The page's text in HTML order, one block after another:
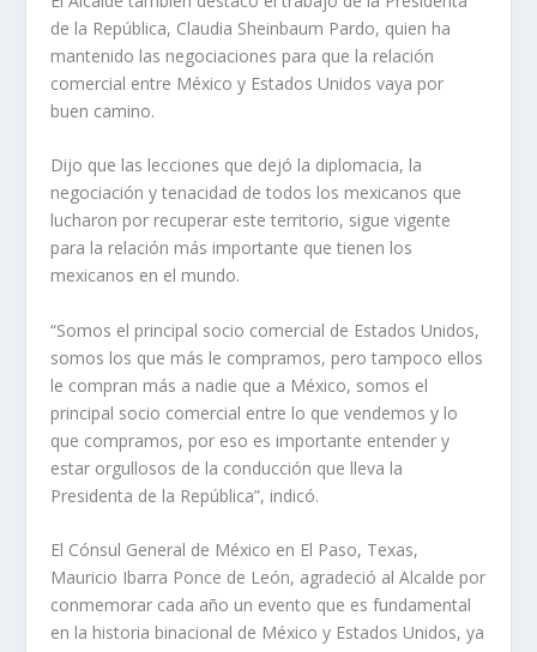
de la República, Claudia Sheinbaum Pardo, quien ha
mantenido las negociaciones para que la relación
comercial entre México y Estados Unidos vaya por
buen camino.
Dijo que las lecciones que dejó la diplomacia, la
negociación y tenacidad de todos los mexicanos que
lucharon por recuperar este territorio, sigue vigente
para la relación más importante que tienen los
mexicanos en el mundo.
“Somos el principal socio comercial de Estados Unidos,
somos los que más le compramos, pero tampoco ellos
le compran más a nadie que a México, somos el
principal socio comercial entre lo que vendemos y lo
que compramos, por eso es importante entender y
estar orgullosos de la conducción que lleva la
Presidenta de la República”, indicó.
El Cónsul General de México en El Paso, Texas,
Mauricio Ibarra Ponce de León, agradeció al Alcalde por
conmemorar cada año un evento que es fundamental
en la historia binacional de México y Estados Unidos, ya